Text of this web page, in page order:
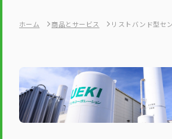
ホーム 商品とサービス リストバンド型セ